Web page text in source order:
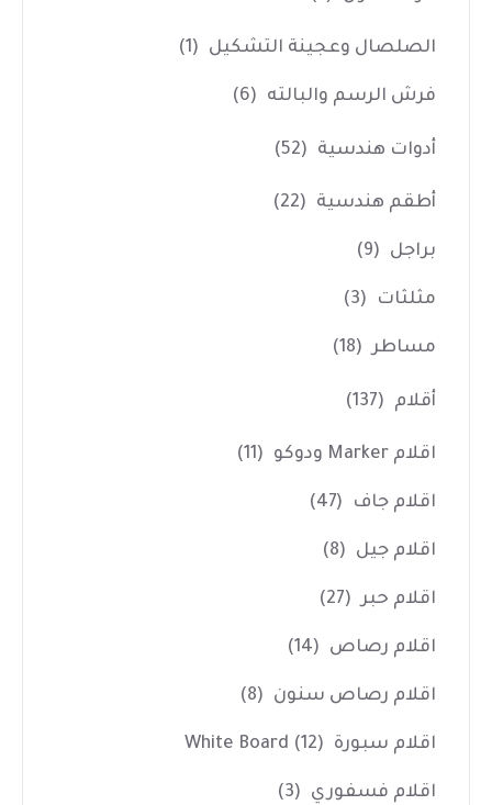
الصلصال وعجينة التشكيل (1)
فرش الرسم والبالته (6)
أدوات هندسية (52)
أطقم هندسية (22)
براجل (9)
مثلثات (3)
مساطر (18)
أقلام (137)
اقلام Marker ودوكو (11)
اقلام جاف (47)
اقلام جيل (8)
اقلام حبر (27)
اقلام رصاص (14)
اقلام رصاص سنون (8)
اقلام سبورة White Board (12)
اقلام فسفوري (3)